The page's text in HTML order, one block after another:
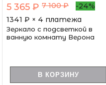
5 365 ₽ 7 100 ₽
-24%
1341 ₽ × 4 платежа
Зеркало с подсветкой в
ванную комнату Верона
В КОРЗИНУ